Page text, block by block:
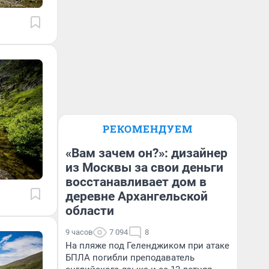
РЕКОМЕНДУЕМ
«Вам зачем он?»: дизайнер
из Москвы за свои деньги
восстанавливает дом в
деревне Архангельской
области
9 часов 7 094 8
На пляже под Геленджиком при атаке
БПЛА погибли преподаватель